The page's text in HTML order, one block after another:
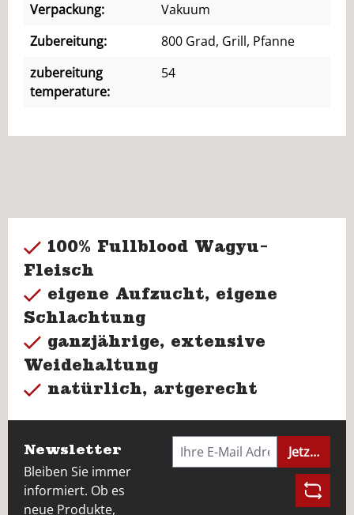
Verpackung:
Vakuum
Zubereitung:
800 Grad, Grill, Pfanne
zubereitung
temperature:
54
100% Fullblood Wagyu-
Fleisch
eigene Aufzucht, eigene
Schlachtung
ganzjährige, extensive
Weidehaltung
natürlich, artgerecht
Newsletter
Bleiben Sie immer
informiert. Ob es
neue Produkte,
Jetzt